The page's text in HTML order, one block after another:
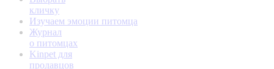
кличку
Изучаем эмоции питомца
Журнал
о питомцах
Kinpet для
продавцов